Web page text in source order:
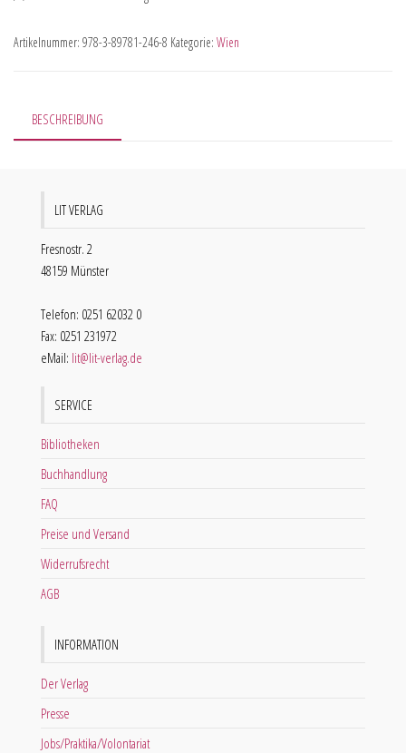
Artikelnummer: 978-3-89781-246-8 Kategorie: Wien
BESCHREIBUNG
LIT VERLAG
Fresnostr. 2
48159 Münster
Telefon: 0251 62032 0
Fax: 0251 231972
eMail: lit@lit-verlag.de
SERVICE
Bibliotheken
Buchhandlung
FAQ
Preise und Versand
Widerrufsrecht
AGB
INFORMATION
Der Verlag
Presse
Jobs/Praktika/Volontariat